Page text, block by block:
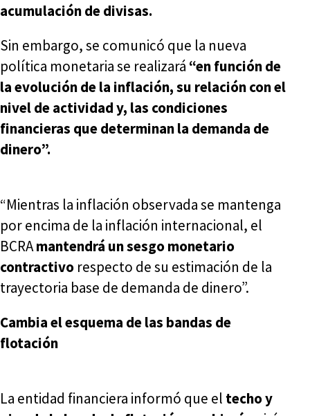
acumulación de divisas.
Sin embargo, se comunicó que la nueva
política monetaria se realizará “en función de
la evolución de la inflación, su relación con el
nivel de actividad y, las condiciones
financieras que determinan la demanda de
dinero”.
“Mientras la inflación observada se mantenga
por encima de la inflación internacional, el
BCRAmantendrá un sesgo monetario
contractivo respecto de su estimación de la
trayectoria base de demanda de dinero”.
Cambia el esquema de las bandas de
flotación
La entidad financiera informó que el techo y